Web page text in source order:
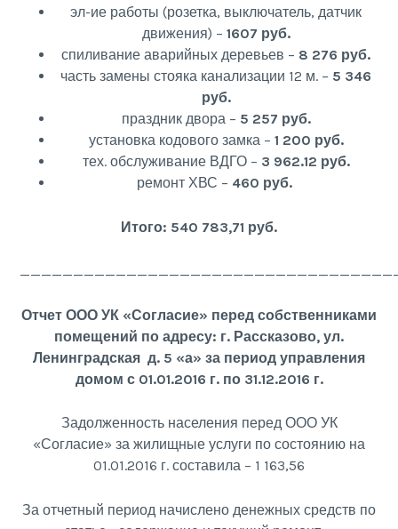
эл-ие работы (розетка, выключатель, датчик
движения) – 1607 руб.
спиливание аварийных деревьев – 8 276 руб.
часть замены стояка канализации 12 м. – 5 346
руб.
праздник двора – 5 257 руб.
установка кодового замка – 1 200 руб.
тех. обслуживание ВДГО – 3 962.12 руб.
ремонт ХВС – 460 руб.
Итого: 540 783,71 руб.
Отчет ООО УК «Согласие» перед собственниками
помещений по адресу: г. Рассказово, ул.
Ленинградская д. 5 «а» за период управления
домом с 01.01.2016 г. по 31.12.2016 г.
Задолженность населения перед ООО УК
«Согласие» за жилищные услуги по состоянию на
01.01.2016 г. составила – 1 163,56
За отчетный период начислено денежных средств по